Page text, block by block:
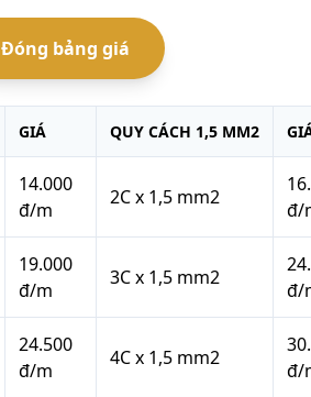
Đóng bảng giá
GIÁ QUY CÁCH 1,5 MM2
14.000
đ/m
2C x 1,5 mm2
đ/
19.000
đ/m
3C x 1,5 mm2
đ/
24.500
đ/m
4C x 1,5 mm2
đ/